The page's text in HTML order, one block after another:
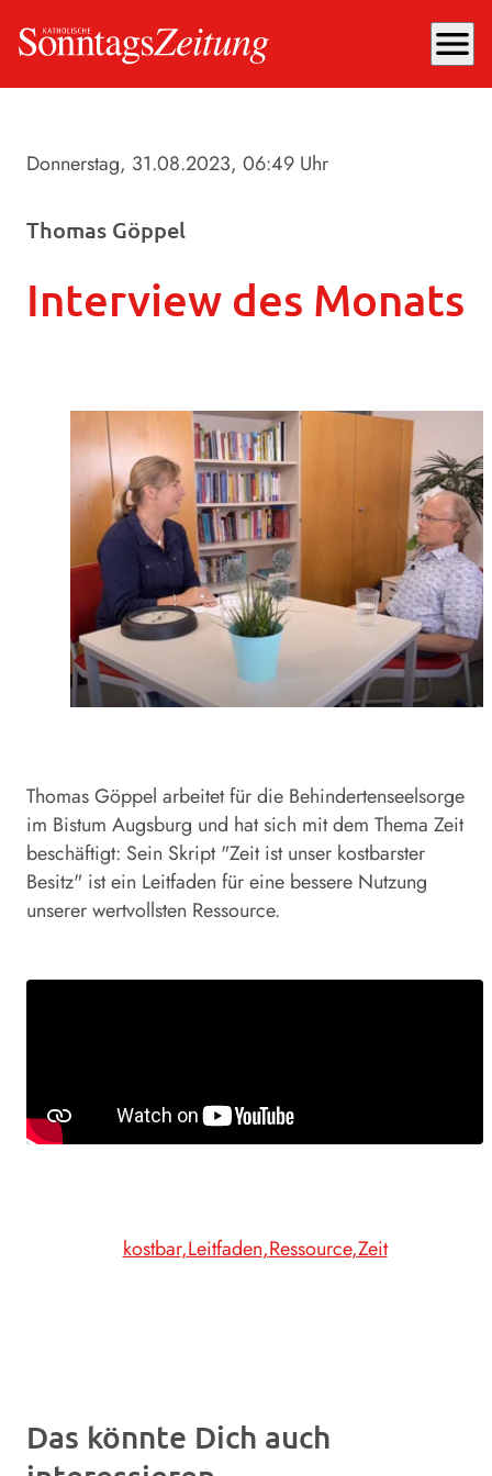
menu
Donnerstag, 31.08.2023, 06:49 Uhr
Thomas Göppel
Interview des Monats
Thomas Göppel arbeitet für die Behindertenseelsorge
im Bistum Augsburg und hat sich mit dem Thema Zeit
beschäftigt: Sein Skript "Zeit ist unser kostbarster
Besitz" ist ein Leitfaden für eine bessere Nutzung
unserer wertvollsten Ressource.
kostbar Leitfaden Ressource Zeit
Das könnte Dich auch